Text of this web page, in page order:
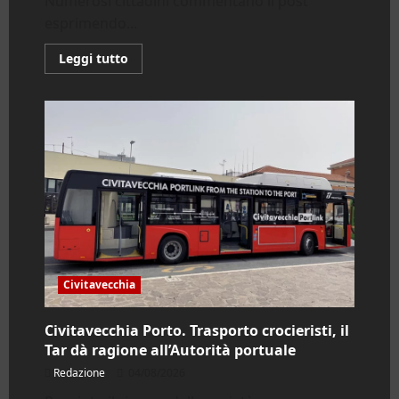
Leggi tutto
di
si
sfoga
sui
Social;
all’opposizione:
«Meno
polemiche
e
più
opere»
Civitavecchia
Civitavecchia Porto. Trasporto crocieristi, il
Tar dà ragione all’Autorità portuale
Redazione